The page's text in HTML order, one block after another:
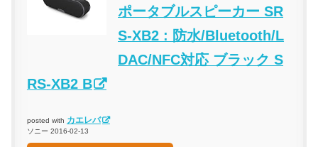
ポータブルスピーカー SR
S-XB2 : 防水/Bluetooth/L
DAC/NFC対応 ブラック S
RS-XB2 B
posted with カエレバ
ソニー 2016-02-13